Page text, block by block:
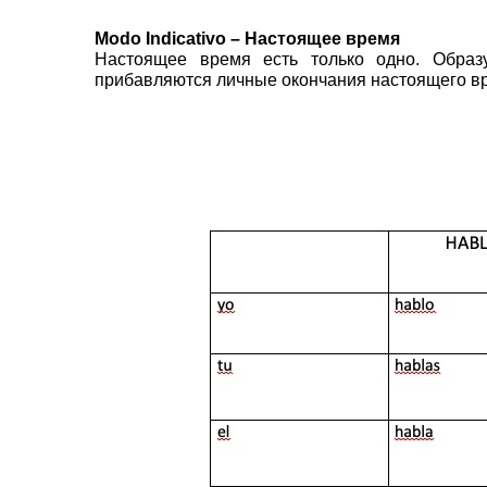
Modo Indicativo – Настоящее время
Настоящее время есть только одно.
прибавляются личные окончания настоящего